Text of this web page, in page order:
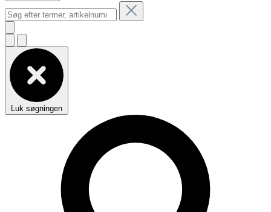
Luk søgningen